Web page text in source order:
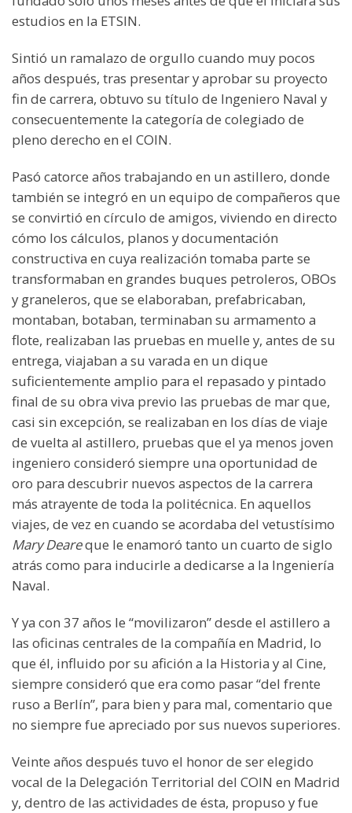
estudios en la ETSIN.
Sintió un ramalazo de orgullo cuando muy pocos
años después, tras presentar y aprobar su proyecto
fin de carrera, obtuvo su título de Ingeniero Naval y
consecuentemente la categoría de colegiado de
pleno derecho en el COIN.
Pasó catorce años trabajando en un astillero, donde
también se integró en un equipo de compañeros que
se convirtió en círculo de amigos, viviendo en directo
cómo los cálculos, planos y documentación
constructiva en cuya realización tomaba parte se
transformaban en grandes buques petroleros, OBOs
y graneleros, que se elaboraban, prefabricaban,
montaban, botaban, terminaban su armamento a
flote, realizaban las pruebas en muelle y, antes de su
entrega, viajaban a su varada en un dique
suficientemente amplio para el repasado y pintado
final de su obra viva previo las pruebas de mar que,
casi sin excepción, se realizaban en los días de viaje
de vuelta al astillero, pruebas que el ya menos joven
ingeniero consideró siempre una oportunidad de
oro para descubrir nuevos aspectos de la carrera
más atrayente de toda la politécnica. En aquellos
viajes, de vez en cuando se acordaba del vetustísimo
Mary Deareque le enamoró tanto un cuarto de siglo
atrás como para inducirle a dedicarse a la Ingeniería
Naval.
Y ya con 37 años le “movilizaron” desde el astillero a
las oficinas centrales de la compañía en Madrid, lo
que él, influido por su afición a la Historia y al Cine,
siempre consideró que era como pasar “del frente
ruso a Berlín”, para bien y para mal, comentario que
no siempre fue apreciado por sus nuevos superiores.
Veinte años después tuvo el honor de ser elegido
vocal de la Delegación Territorial del COIN en Madrid
y, dentro de las actividades de ésta, propuso y fue